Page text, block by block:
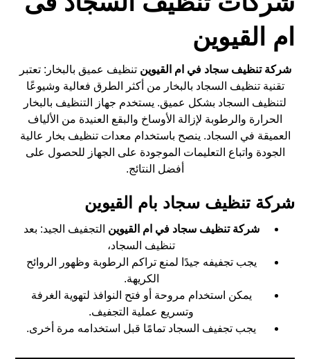
ام القيوين
شركة تنظيف سجاد في ام القيوينتنظيف عميق بالبخار: تعتبر
تقنية تنظيف السجاد بالبخار من أكثر الطرق فعالية وشيوعًا
لتنظيف السجاد بشكل عميق. يستخدم جهاز التنظيف بالبخار
الحرارة والرطوبة لإزالة الأوساخ والبقع العنيدة من الألياف
العميقة في السجاد. ينصح باستخدام معدات تنظيف بخار عالية
الجودة واتباع التعليمات الموجودة على الجهاز للحصول على
أفضل النتائج.
شركة تنظيف سجاد بام القيوين
شركة تنظيف سجاد في ام القيوين التجفيف الجيد: بعد
تنظيف السجاد،
يجب تجفيفه جيدًا لمنع تراكم الرطوبة وظهور الروائح
الكريهة.
يمكن استخدام مروحة أو فتح النوافذ لتهوية الغرفة
وتسريع عملية التجفيف.
يجب تجفيف السجاد تمامًا قبل استخدامه مرة أخرى.